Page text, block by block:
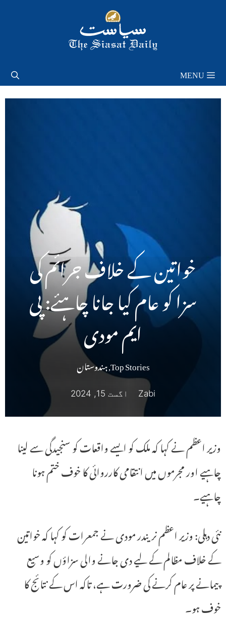
MENU
خواتین کے خلاف جرائم کی
سزا کو عام کیا جانا چاہئے: پی
ایم مودی
Top Stories
,ہندوستان
Zabi اگست 15, 2024
وزیر اعظم نے کہا کہ ملک کو ایسے واقعات کو سنجیدگی سے لینا
چاہیے اور مجرموں میں انتقامی کارروائی کا خوف ختم ہونا
چاہیے۔
نئی دہلی: وزیر اعظم نریندر مودی نے جمعرات کو کہا کہ خواتین
کے خلاف مظالم کے لیے دی جانے والی سزاؤں کو وسیع
پیمانے پر عام کرنے کی ضرورت ہے، تاکہ اس کے نتائج کا
خوف ہو۔